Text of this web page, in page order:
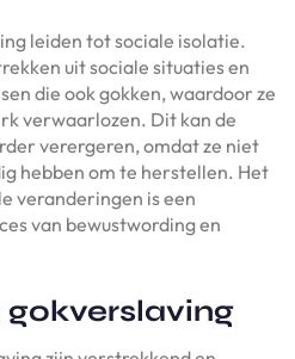
leiden tot sociale isolatie.
uit sociale situaties en
die ook gokken, waardoor ze
verwaarlozen. Dit kan de
verergeren, omdat ze niet
hebben om te herstellen. Het
veranderingen is een
van bewustwording en
gokverslaving